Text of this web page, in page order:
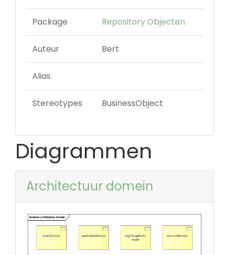
Package Repository Objecten
Auteur Bert
Alias
Stereotypes BusinessObject
Diagrammen
Architectuur domein